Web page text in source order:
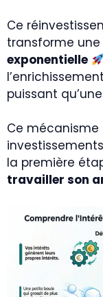
Ce
transforme
exponentielle
puissant
Ce mécanisme
la première
travailler son